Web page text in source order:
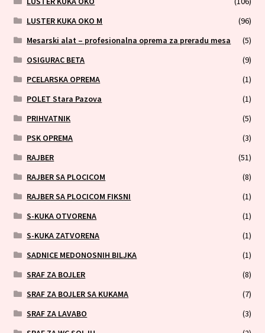
LUSTER KUKA OKO M
(96)
Mesarski alat – profesionalna oprema za preradu mesa
(5)
OSIGURAC BETA
(9)
PCELARSKA OPREMA
(1)
POLET Stara Pazova
(1)
PRIHVATNIK
(5)
PSK OPREMA
(3)
RAJBER
(51)
RAJBER SA PLOCICOM
(8)
RAJBER SA PLOCICOM FIKSNI
(1)
S-KUKA OTVORENA
(1)
S-KUKA ZATVORENA
(1)
SADNICE MEDONOSNIH BILJKA
(1)
SRAF ZA BOJLER
(8)
SRAF ZA BOJLER SA KUKAMA
(7)
SRAF ZA LAVABO
(3)